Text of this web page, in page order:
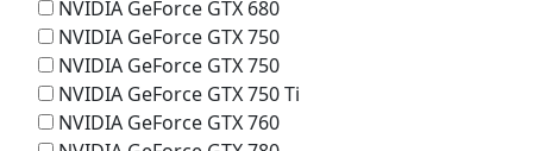
NVIDIA GeForce GTX 680
NVIDIA GeForce GTX 750
NVIDIA GeForce GTX 750
NVIDIA GeForce GTX 750 Ti
NVIDIA GeForce GTX 760